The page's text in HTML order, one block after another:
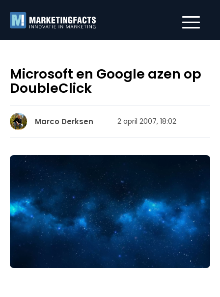
Microsoft en Google azen op
DoubleClick
Marco Derksen 2 april 2007, 18:02